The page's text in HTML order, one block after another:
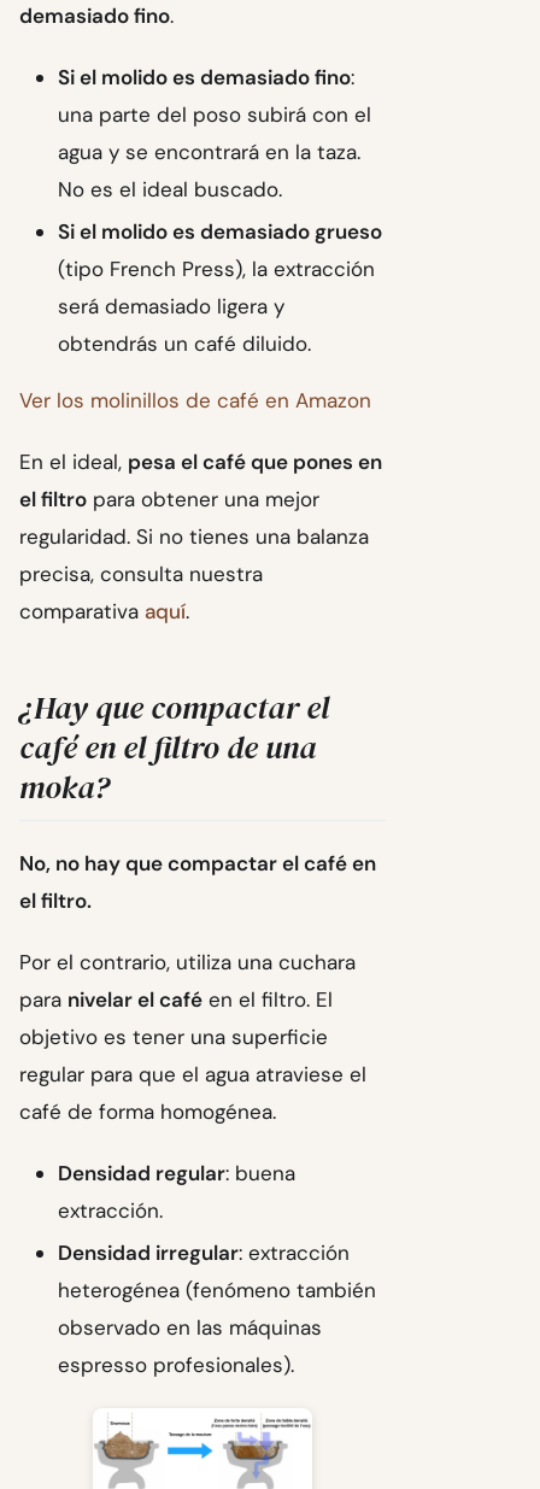
demasiado fino.
Si el molido es demasiado fino:
una parte del poso subirá con el
agua y se encontrará en la taza.
No es el ideal buscado.
Si el molido es demasiado grueso
(tipo French Press), la extracción
será demasiado ligera y
obtendrás un café diluido.
Ver los molinillos de café en Amazon
En el ideal, pesa el café que pones en
el filtro para obtener una mejor
regularidad. Si no tienes una balanza
precisa, consulta nuestra
comparativa aquí.
¿Hay que compactar el
café en el filtro de una
moka?
No, no hay que compactar el café en
el filtro.
Por el contrario, utiliza una cuchara
para nivelar el café en el filtro. El
objetivo es tener una superficie
regular para que el agua atraviese el
café de forma homogénea.
Densidad regular: buena
extracción.
Densidad irregular: extracción
heterogénea (fenómeno también
observado en las máquinas
espresso profesionales).